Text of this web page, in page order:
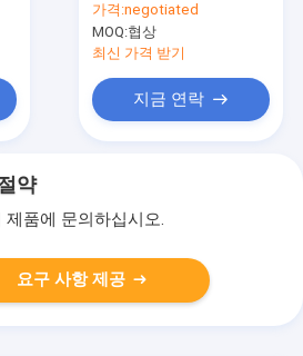
Carabiner 7 물가 실용
적인 코드
가격:negotiated
MOQ:협상
최신 가격 받기
지금 연락
약
제품에 문의하십시오.
요구 사항 제공